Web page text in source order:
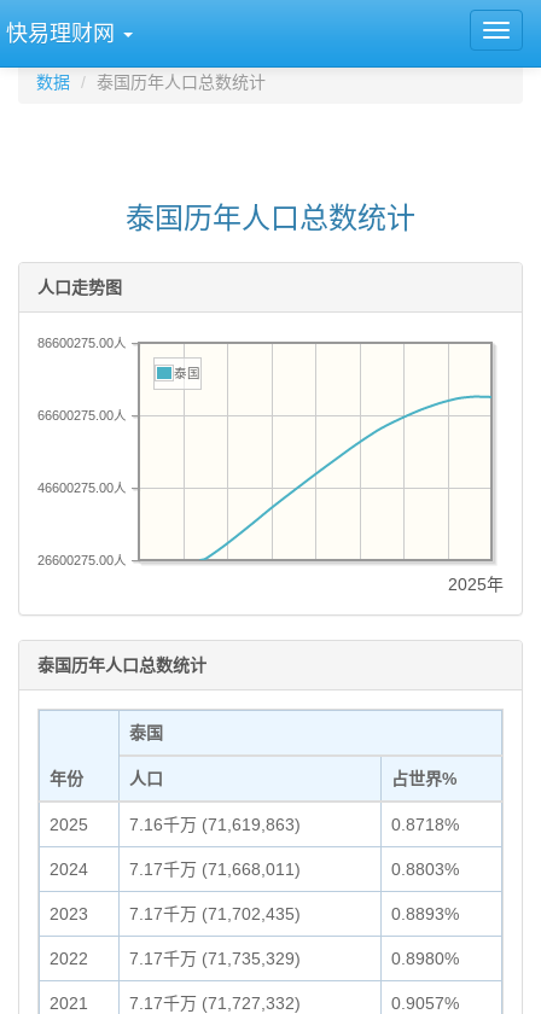
快易理财网
数据 泰国历年人口总数统计
泰国历年人口总数统计
人口走势图
26600275.00人
46600275.00人
66600275.00人
86600275.00人
泰国
2025年
泰国历年人口总数统计
年份
泰国
人口 占世界%
2025 7.16千万 (71,619,863) 0.8718%
2024 7.17千万 (71,668,011) 0.8803%
2023 7.17千万 (71,702,435) 0.8893%
2022 7.17千万 (71,735,329) 0.8980%
2021 7.17千万 (71,727,332) 0.9057%